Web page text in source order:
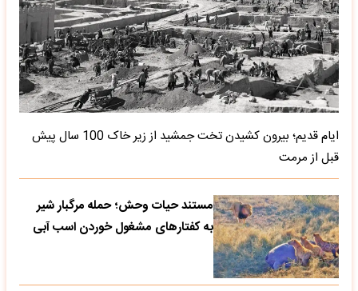
ایام قدیم؛ بیرون کشیدن تخت جمشید از زیر خاک 100 سال پیش
قبل از مرمت
مستند حیات وحش؛ حمله مرگبار شیر
به کفتارهای مشغول خوردن اسب آبی